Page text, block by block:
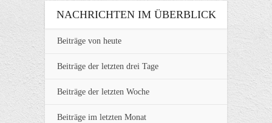
NACHRICHTEN IM ÜBERBLICK
Beiträge von heute
Beiträge der letzten drei Tage
Beiträge der letzten Woche
Beiträge im letzten Monat